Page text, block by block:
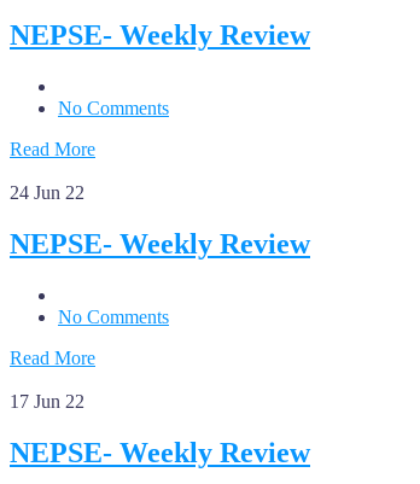
NEPSE- Weekly Review
No Comments
Read More
24 Jun 22
NEPSE- Weekly Review
No Comments
Read More
17 Jun 22
NEPSE- Weekly Review